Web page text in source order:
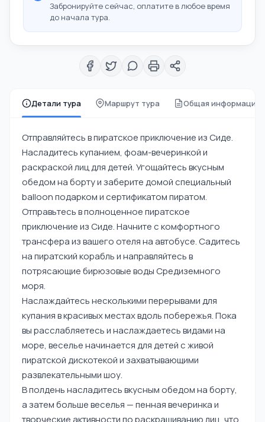
Детали тура Маршрут тура Общая информация
Отправляйтесь в пиратское приключение из Сиде.
Насладитесь купанием, фоам-вечеринкой и
раскраской лиц для детей. Угощайтесь вкусным
обедом на борту и заберите домой специальный
balloon подарком и сертификатом пиратом.
Отправьтесь в полноценное пиратское
приключение из Сиде. Начните с комфортного
трансфера из вашего отеля на автобусе. Садитесь
на пиратский корабль и направляйтесь в
потрясающие бирюзовые воды Средиземного
моря.
Наслаждайтесь несколькими перерывами для
купания в красивых местах вдоль побережья. Пока
вы расслабляетесь и наслаждаетесь видами на
море, веселье начинается для детей с живой
пиратской дискотекой и захватывающими
развлекательными шоу.
В полдень насладитесь вкусным обедом на борту,
а затем больше веселья — пенная вечеринка и
творческие активности по раскрашиванию лиц, что
Забронируйте сейчас, оплатите в любое время
до начала тура.